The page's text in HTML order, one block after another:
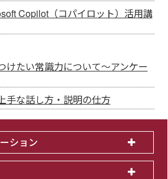
Copilot（コパイロット）活用講
けたい常識力について～アンケー
手な話し方・説明の仕方
ション